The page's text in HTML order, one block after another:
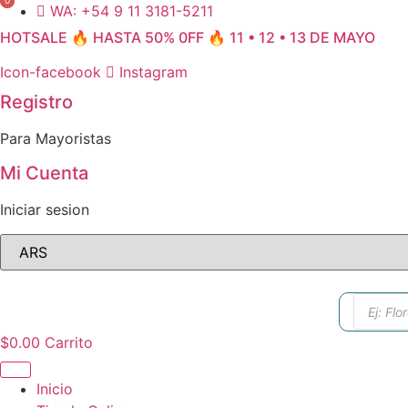
Ir
al
WA: +54 9 11 3181-5211
HOTSALE 🔥 HASTA 50% 0FF 🔥 11 • 12 • 13 DE MAYO
Icon-facebook
Instagram
Registro
Para Mayoristas
Mi Cuenta
Iniciar sesion
de
$0.00 Carrito
Inicio